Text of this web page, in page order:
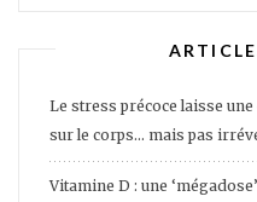
Le stress précoce laisse
sur le corps… mais pas
Vitamine D : une